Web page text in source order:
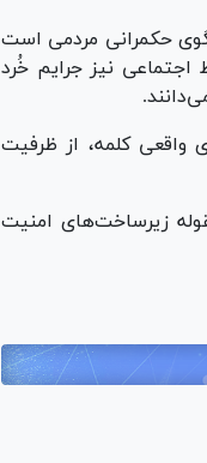
حکمرانی مردمی است
اجتماعی نیز جرایم خُرد
واقعی کلمه، از ظرفیت
زیرساخت‌های امنیت